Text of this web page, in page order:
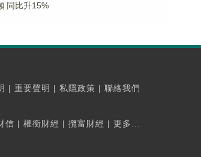
同比升15%
| 重要聲明 | 私隱政策 | 聯絡我們
信 | 權衡財經 | 攬富財經 | 更多...